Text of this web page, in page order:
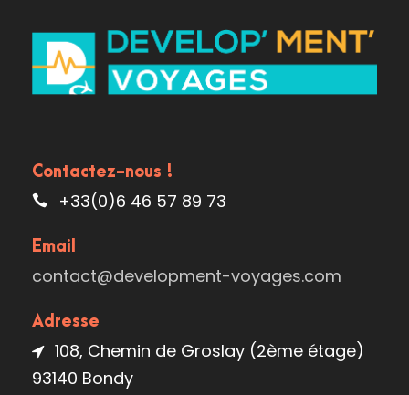
Contactez-nous !
+33(0)6 46 57 89 73
Email
contact@development-voyages.com
Adresse
108, Chemin de Groslay (2ème étage)
93140 Bondy